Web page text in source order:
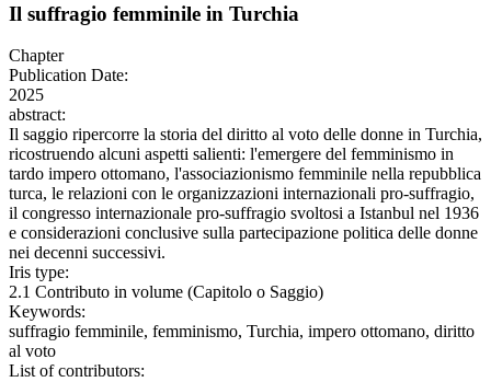
Il suffragio femminile in Turchia
Chapter
Publication Date:
2025
abstract:
Il saggio ripercorre la storia del diritto al voto delle donne in Turchia,
ricostruendo alcuni aspetti salienti: l'emergere del femminismo in
tardo impero ottomano, l'associazionismo femminile nella repubblica
turca, le relazioni con le organizzazioni internazionali pro-suffragio,
il congresso internazionale pro-suffragio svoltosi a Istanbul nel 1936
e considerazioni conclusive sulla partecipazione politica delle donne
nei decenni successivi.
Iris type:
2.1 Contributo in volume (Capitolo o Saggio)
Keywords:
suffragio femminile, femminismo, Turchia, impero ottomano, diritto
al voto
List of contributors: